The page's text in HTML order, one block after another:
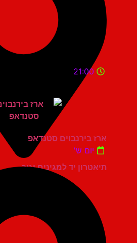
תיאטרון יד למגינים יגור
21:00
ארז בירנבוים סטנדאפ
יום ש'